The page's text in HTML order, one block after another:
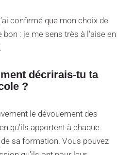
confirmé que mon choix de
: je me sens très à l’aise en
décrirais-tu ta
?
le dévouement des
qu’ils apportent à chaque
sa formation. Vous pouvez